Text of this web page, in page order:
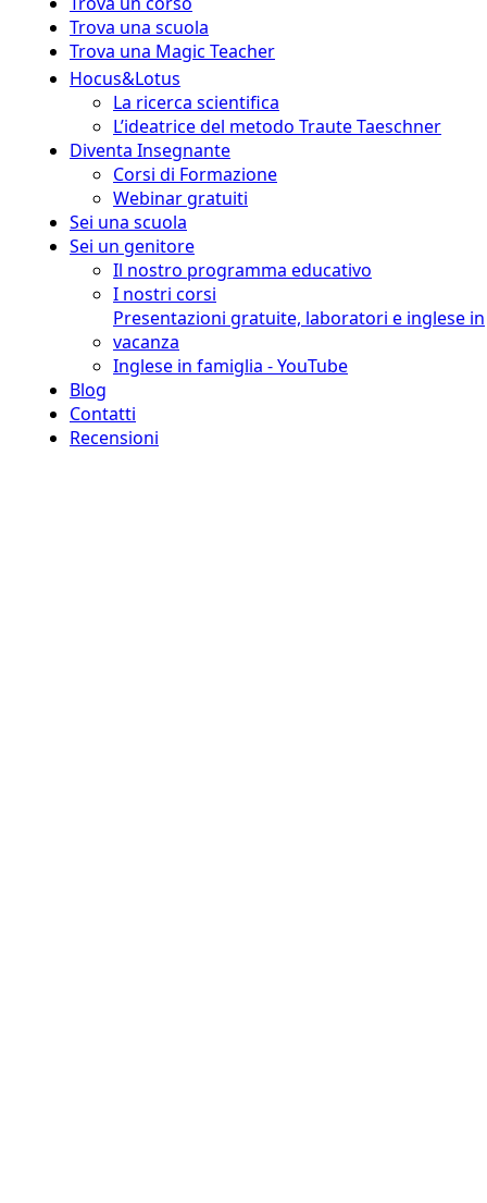
Trova una scuola
Trova una Magic Teacher
Hocus&Lotus
La ricerca scientifica
L’ideatrice del metodo Traute Taeschner
Diventa Insegnante
Corsi di Formazione
Webinar gratuiti
Sei una scuola
Sei un genitore
Il nostro programma educativo
I nostri corsi
Presentazioni gratuite, laboratori e inglese in
vacanza
Inglese in famiglia - YouTube
Blog
Contatti
Recensioni